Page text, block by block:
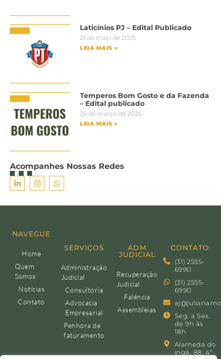
Laticínios PJ – Edital Publicado
21 de maio de 2025
LEIA MAIS »
Temperos Bom Gosto e da Fazenda
– Edital publicado
26 de março de 2025
LEIA MAIS »
Acompanhes Nossas Redes
NAVEGUE
Home
Quem
Somos
Notícias
Contato
SERVIÇOS
Administração
Judicial
Consultoria
Advocacia
Empresarial
Penhora de
faturamento
ADM
JUDICIAL
Recuperação
Judicial
Falência
Assembleias
CONTATO
(31) 2555-
6990
(31) 2555-
6990
Seg. a Sex.
de 9h às
18h
Alameda do
ingá, 88, 4º